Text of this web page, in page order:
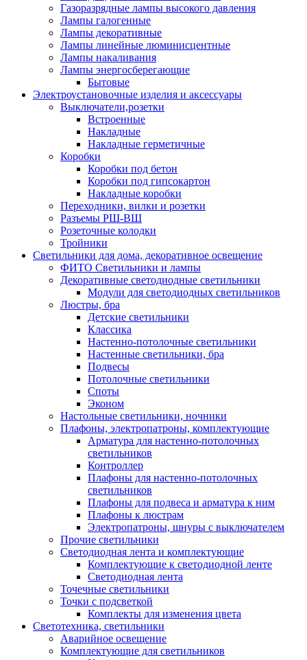
Газоразрядные лампы высокого давления
Лампы галогенные
Лампы декоративные
Лампы линейные люминисцентные
Лампы накаливания
Лампы энергосберегающие
Бытовые
Электроустановочные изделия и аксессуары
Выключатели,розетки
Встроенные
Накладные
Накладные герметичные
Коробки
Коробки под бетон
Коробки под гипсокартон
Накладные коробки
Переходники, вилки и розетки
Разъемы РШ-ВШ
Розеточные колодки
Тройники
Светильники для дома, декоративное освещение
ФИТО Светильники и лампы
Декоративные светодиодные светильники
Модули для светодиодных светильников
Люстры, бра
Детские светильники
Классика
Настенно-потолочные светильники
Настенные светильники, бра
Подвесы
Потолочные светильники
Споты
Эконом
Настольные светильники, ночники
Плафоны, электропатроны, комплектующие
Арматура для настенно-потолочных
светильников
Контроллер
Плафоны для настенно-потолочных
светильников
Плафоны для подвеса и арматура к ним
Плафоны к люстрам
Электропатроны, шнуры с выключателем
Прочие светильники
Светодиодная лента и комплектующие
Комплектующие к светодиодной ленте
Светодиодная лента
Точечные светильники
Точки с подсветкой
Комплекты для изменения цвета
Светотехника, светильники
Аварийное освещение
Комплектующие для светильников